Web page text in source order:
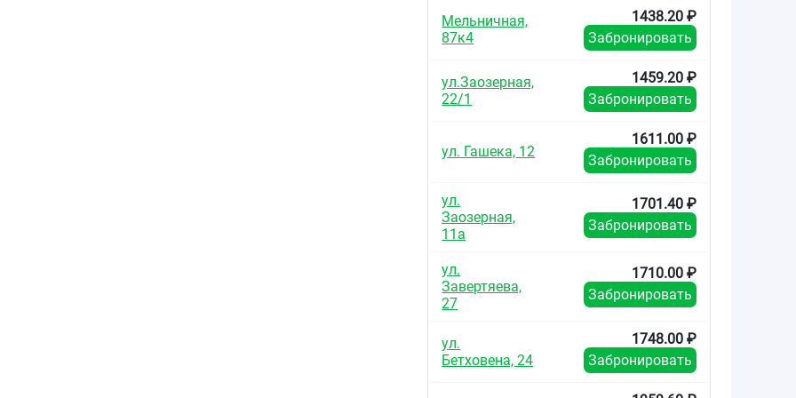
Мельничная,
87к4
1438.20 ₽
Забронировать
ул.Заозерная,
22/1
1459.20 ₽
Забронировать
ул. Гашека, 12
1611.00 ₽
Забронировать
ул.
Заозерная,
11а
1701.40 ₽
Забронировать
ул.
Завертяева,
27
1710.00 ₽
Забронировать
ул.
Бетховена, 24
1748.00 ₽
Забронировать